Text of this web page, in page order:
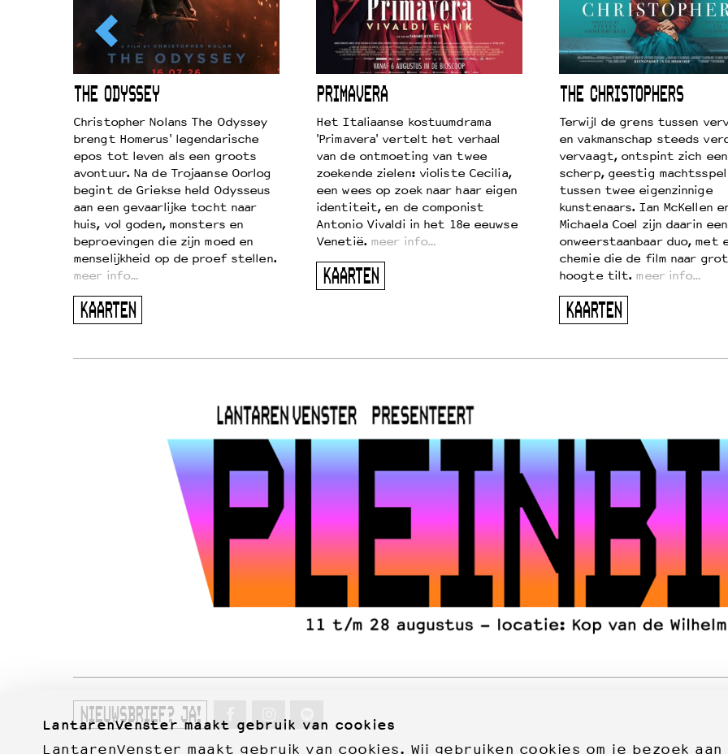
LantarenVenster maakt gebruik van cookies
LantarenVenster maakt gebruik van cookies. Wij gebruiken cookies om je bezoek aan
THE ODYSSEY
Christopher Nolans The Odyssey
brengt Homerus' legendarische
epos tot leven als een groots
avontuur. Na de Trojaanse Oorlog
begint de Griekse held Odysseus
aan een gevaarlijke tocht naar
huis, vol goden, monsters en
beproevingen die zijn moed en
menselijkheid op de proef stellen.
meer info…
KAARTEN
PRIMAVERA
Het Italiaanse kostuumdrama
'Primavera' vertelt het verhaal
van de ontmoeting van twee
zoekende zielen: violiste Cecilia,
een wees op zoek naar haar eigen
identiteit, en de componist
Antonio Vivaldi in het 18e eeuwse
Venetië. meer info…
KAARTEN
THE CHRISTOPHERS
Terwijl de grens tussen
en vakmanschap steeds
vervaagt, ontspint zich een
scherp, geestig machtsspel
tussen twee eigenzinnige
kunstenaars. Ian McKellen
Michaela Coel zijn daarin een
onweerstaanbaar duo, met
chemie die de film naar
hoogte tilt. meer info…
KAARTEN
NIEUWSBRIEF? JA!